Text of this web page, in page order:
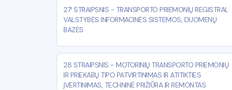
27¹ STRAIPSNIS - TRANSPORTO PRIEMONIŲ REGISTRAI,
VALSTYBĖS INFORMACINĖS SISTEMOS, DUOMENŲ
BAZĖS
28 STRAIPSNIS - MOTORINIŲ TRANSPORTO PRIEMONIŲ
IR PRIEKABŲ TIPO PATVIRTINIMAS IR ATITIKTIES
ĮVERTINIMAS, TECHNINĖ PRIŽIŪRA IR REMONTAS